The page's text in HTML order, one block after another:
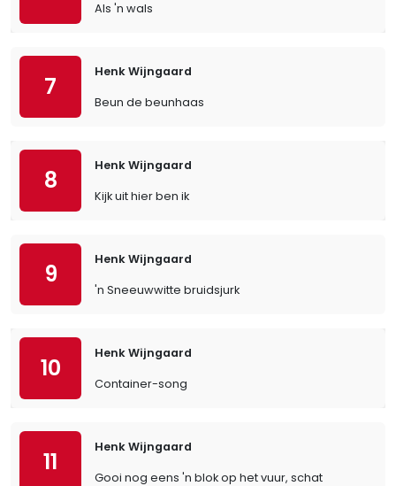
Als 'n wals
7
Henk Wijngaard
Beun de beunhaas
8
Henk Wijngaard
Kijk uit hier ben ik
9
Henk Wijngaard
'n Sneeuwwitte bruidsjurk
10
Henk Wijngaard
Container-song
11
Henk Wijngaard
Gooi nog eens 'n blok op het vuur, schat